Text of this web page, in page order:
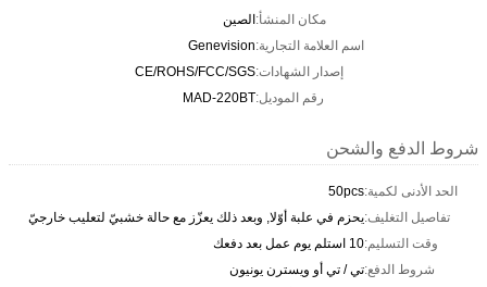
مكان المنشأ: الصين
اسم العلامة التجارية:Genevision
إصدار الشهادات:CE/ROHS/FCC/SGS
رقم الموديل:MAD-220BT
شروط الدفع والشحن
الحد الأدنى لكمية:50pcs
تفاصيل التغليف:يحزم في علبة أوّلا, وبعد ذلك يعزّز مع حالة خشبيّ لتعليب خارجيّ
وقت التسليم:10 استلم يوم عمل بعد دفعك
شروط الدفع:تي / تي أو ويسترن يونيون